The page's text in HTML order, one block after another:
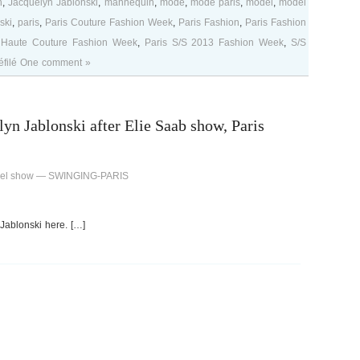
,Jacquelyn Jablonski , mannequin, mode, mode paris, model , model
, paris, Paris Couture Fashion Week, Paris Fashion, Paris Fashion
Couture Fashion Week, Paris S/S 2013 Fashion Week, S/S
One comment »
Jablonski after Elie Saab show, Paris
show — SWINGING-PARIS
here. […]